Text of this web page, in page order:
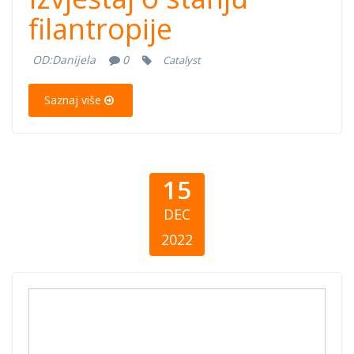
filantropije
OD:Danijela 0 Catalyst
Saznaj više
15
DEC
2022